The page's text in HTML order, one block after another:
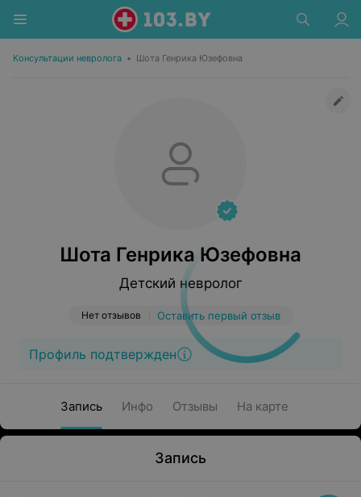
Консультации невролога • Шота Генрика Юзефовна
Шота Генрика Юзефовна
Детский невролог
Нет отзывов Оставить первый отзыв
Профиль подтвержден
Запись Инфо Отзывы На карте
Запись